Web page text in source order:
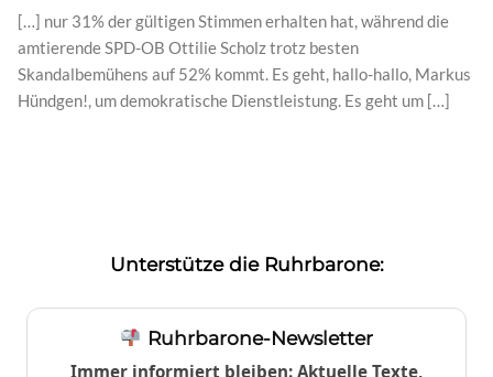
[…] nur 31% der gültigen Stimmen erhalten hat, während die
amtierende SPD-OB Ottilie Scholz trotz besten
Skandalbemühens auf 52% kommt. Es geht, hallo-hallo, Markus
Hündgen!, um demokratische Dienstleistung. Es geht um […]
Unterstütze die Ruhrbarone:
Ruhrbarone-Newsletter
Immer informiert bleiben: Aktuelle Texte,